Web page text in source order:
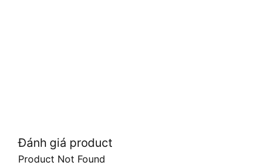
Đánh giá product
Product Not Found